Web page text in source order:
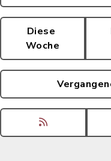
Diese
Woche